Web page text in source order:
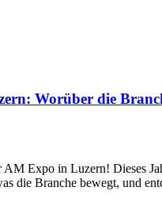
Worüber die
Expo in Luzern! Dieses
die Branche bewegt, und